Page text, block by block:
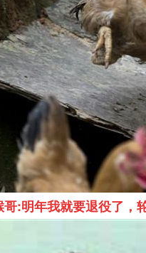
哥:明年我就要退役了 ，